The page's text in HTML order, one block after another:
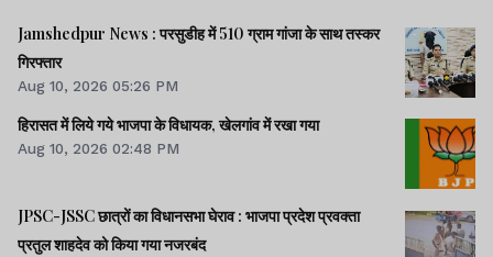
Jamshedpur News : परसुडीह में 510 ग्राम गांजा के साथ तस्कर
गिरफ्तार
Aug 10, 2026 05:26 PM
हिरासत में लिये गये भाजपा के विधायक, खेलगांव में रखा गया
Aug 10, 2026 02:48 PM
JPSC-JSSC छात्रों का विधानसभा घेराव : भाजपा प्रदेश प्रवक्ता
प्रतुल शाहदेव को किया गया नजरबंद